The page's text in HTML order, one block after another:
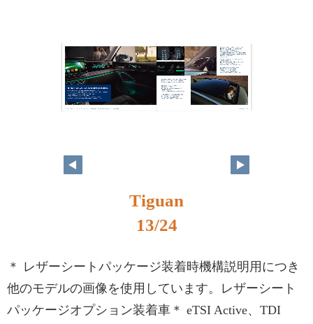
Tiguan
13/24
＊ レザーシートパッケージ装着時機構説明用につき
他のモデルの画像を使用しています。レザーシート
パッケージオプション装着車＊ eTSI Active、TDI